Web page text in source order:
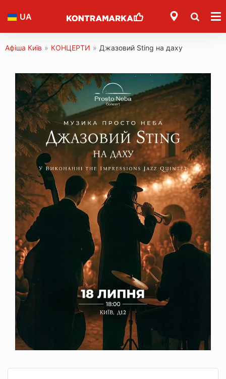
UA
Афіша Київ » КОНЦЕРТИ » Джазовий Sting на даху